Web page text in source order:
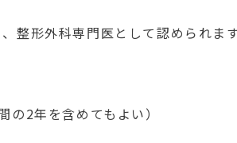
整形外科専門医として認められます
2年を含めてもよい）